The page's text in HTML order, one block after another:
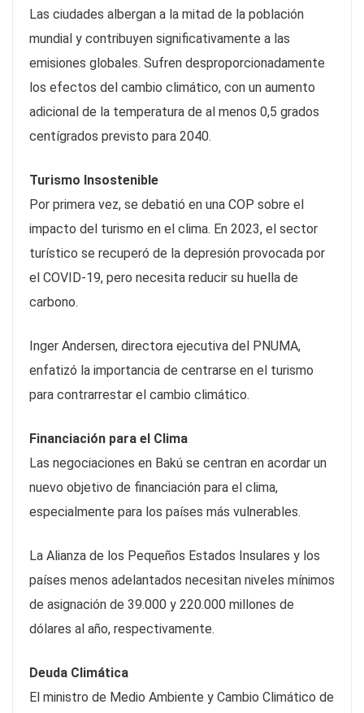
Las ciudades albergan a la mitad de la población
mundial y contribuyen significativamente a las
emisiones globales. Sufren desproporcionadamente
los efectos del cambio climático, con un aumento
adicional de la temperatura de al menos 0,5 grados
centígrados previsto para 2040.
Turismo Insostenible
Por primera vez, se debatió en una COP sobre el
impacto del turismo en el clima. En 2023, el sector
turístico se recuperó de la depresión provocada por
el COVID-19, pero necesita reducir su huella de
carbono.
Inger Andersen, directora ejecutiva del PNUMA,
enfatizó la importancia de centrarse en el turismo
para contrarrestar el cambio climático.
Financiación para el Clima
Las negociaciones en Bakú se centran en acordar un
nuevo objetivo de financiación para el clima,
especialmente para los países más vulnerables.
La Alianza de los Pequeños Estados Insulares y los
países menos adelantados necesitan niveles mínimos
de asignación de 39.000 y 220.000 millones de
dólares al año, respectivamente.
Deuda Climática
El ministro de Medio Ambiente y Cambio Climático de